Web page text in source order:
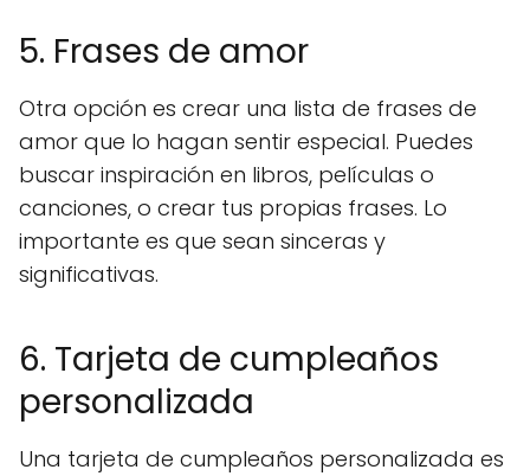
5. Frases de amor
Otra opción es crear una lista de frases de
amor que lo hagan sentir especial. Puedes
buscar inspiración en libros, películas o
canciones, o crear tus propias frases. Lo
importante es que sean sinceras y
significativas.
6. Tarjeta de cumpleaños
personalizada
Una tarjeta de cumpleaños personalizada es